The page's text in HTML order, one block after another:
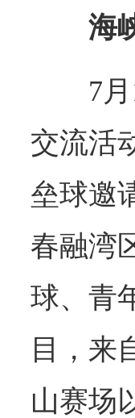
海
7
交流活
垒球邀
春融湾
球、青
目，来
山赛场